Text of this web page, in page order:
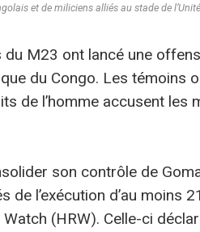
et de miliciens alliés au stade de
M23 ont lancé une
du Congo. Les témoins
de l’homme accusent les
son contrôle de
l’exécution d’au moins
(HRW). Celle-ci